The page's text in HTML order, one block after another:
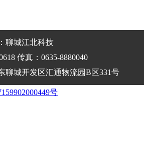
聊城江北科技
传真：0635-8880040
聊城开发区汇通物流园B区331号
号